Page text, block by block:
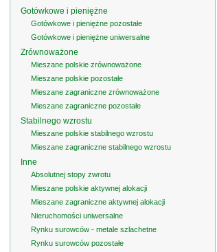
Gotówkowe i pieniężne
Gotówkowe i pieniężne pozostałe
Gotówkowe i pieniężne uniwersalne
Zrównoważone
Mieszane polskie zrównoważone
Mieszane polskie pozostałe
Mieszane zagraniczne zrównoważone
Mieszane zagraniczne pozostałe
Stabilnego wzrostu
Mieszane polskie stabilnego wzrostu
Mieszane zagraniczne stabilnego wzrostu
Inne
Absolutnej stopy zwrotu
Mieszane polskie aktywnej alokacji
Mieszane zagraniczne aktywnej alokacji
Nieruchomości uniwersalne
Rynku surowców - metale szlachetne
Rynku surowców pozostałe